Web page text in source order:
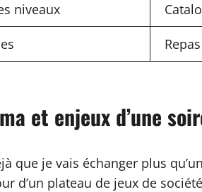
niveaux
et enjeux d’une
que je vais échanger plus
d’un plateau de jeux de